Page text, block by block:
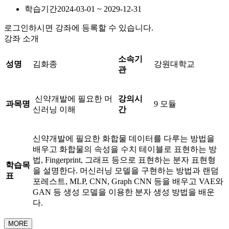
학습기간2024-03-01 ~ 2029-12-31
로그인하시면 강좌에 등록할 수 있습니다.
강좌 소개
성명 김화종
소속기
관
강원대학교
과목명
신약개발에 필요한 머
신러닝 이해
강의시
간
9 모듈
학습목
표
신약개발에 필요한 화합물 데이터를 다루는 방법을
배우고 화합물의 속성을 수치 테이블로 표현하는 방
법, Fingerprint, 그래프 등으로 표현하는 분자 표현형
을 설명한다. 머신러닝 모델을 구현하는 방법과 랜덤
포레스트, MLP, CNN, Graph CNN 등을 배우고 VAE와
GAN 등 생성 모델을 이용한 분자 생성 방법을 배운
다.
MORE